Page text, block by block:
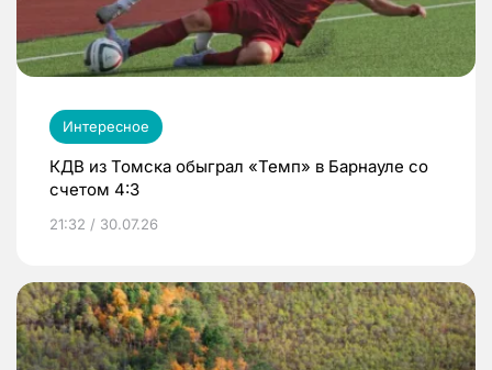
Интересное
КДВ из Томска обыграл «Темп» в Барнауле со
счетом 4:3
21:32 / 30.07.26